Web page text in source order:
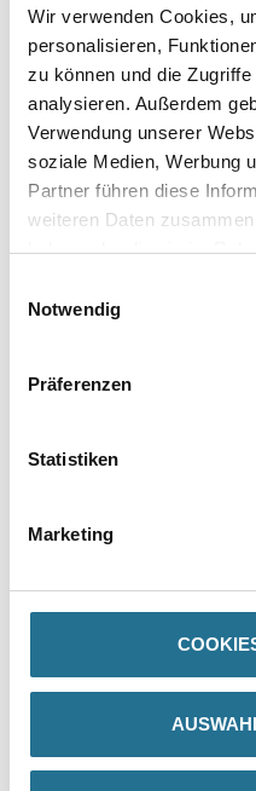
Wir verwenden Cookies,
personalisieren,
zu können und die
analysieren. Außerdem
Verwendung unserer
soziale Medien, Werbung
Partner führen diese
weiteren Daten
haben oder die sie im
Notwendig
Präferenzen
Statistiken
Marketing
Gebinde
- 1-komponentige
Verbrauch